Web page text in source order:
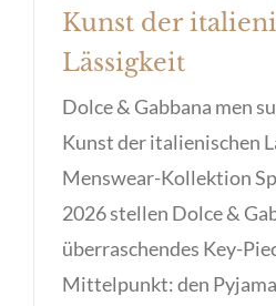
Kunst der
Lässigkeit
Dolce & Gabbana men
Kunst der italienischen
Menswear-Kollektion
2026 stellen Dolce &
überraschendes Key-
Mittelpunkt: den